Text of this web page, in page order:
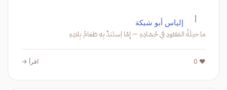
إ إلياس أبو شبكة
ما حيلَةُ المَفئودِ في حُسّادِهِ — إِمّا اِستَبَدَّ بِهِ طَغامُ بِلادِهِ
❤️ 0 اقرأ →